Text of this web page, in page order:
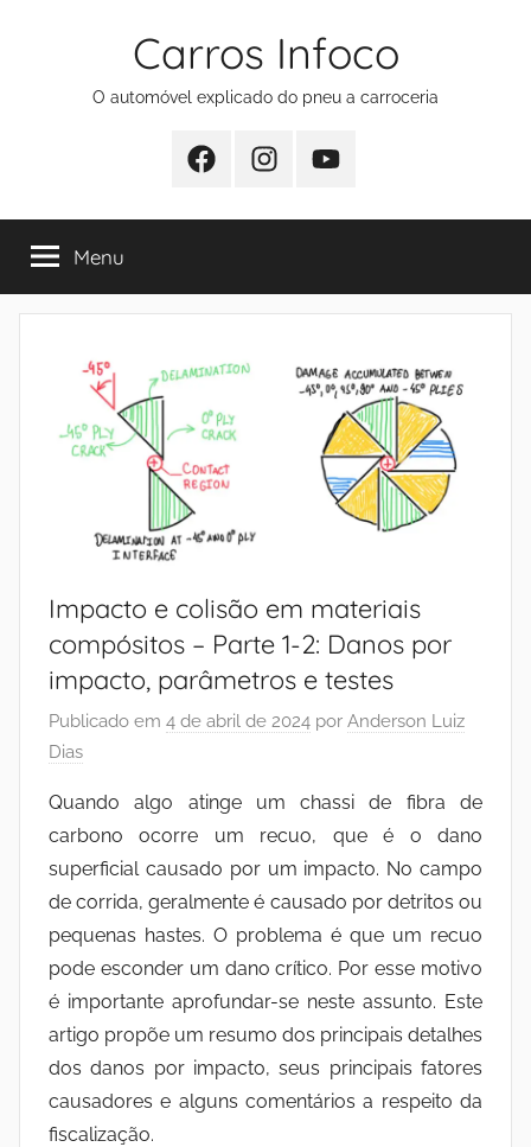
Carros Infoco
O automóvel explicado do pneu a carroceria
FacebookInstagramYoutube
Menu
Impacto e colisão em materiais
compósitos – Parte 1-2: Danos por
impacto, parâmetros e testes
Publicado em 4 de abril de 2024 por Anderson Luiz
Dias
Quando algo atinge um chassi de fibra de
carbono ocorre um recuo, que é o dano
superficial causado por um impacto. No campo
de corrida, geralmente é causado por detritos ou
pequenas hastes. O problema é que um recuo
pode esconder um dano crítico. Por esse motivo
é importante aprofundar-se neste assunto. Este
artigo propõe um resumo dos principais detalhes
dos danos por impacto, seus principais fatores
causadores e alguns comentários a respeito da
fiscalização.